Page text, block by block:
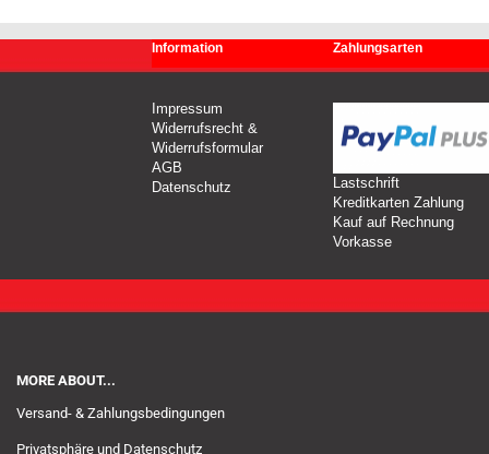
Information Zahlungsarten
Impressum
Widerrufsrecht &
Widerrufsformular
AGB
Datenschutz
Lastschrift
Kreditkarten Zahlung
Kauf auf Rechnung
Vorkasse
MORE ABOUT...
Versand- & Zahlungsbedingungen
Privatsphäre und Datenschutz